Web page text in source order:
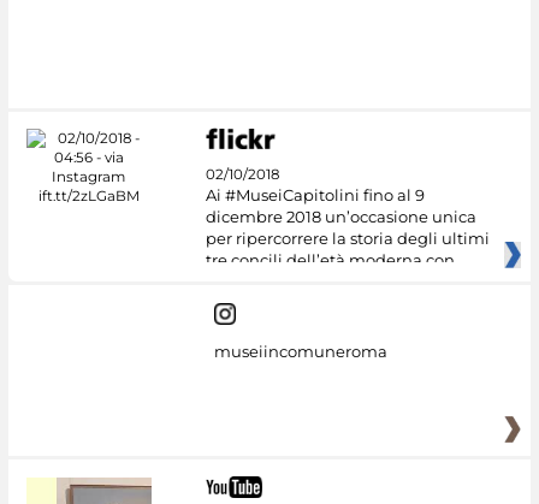
02/10/2018
Ai #MuseiCapitolini fino al 9
dicembre 2018 un’occasione unica
per ripercorrere la storia degli ultimi
tre concili dell’età moderna con
museiincomuneroma